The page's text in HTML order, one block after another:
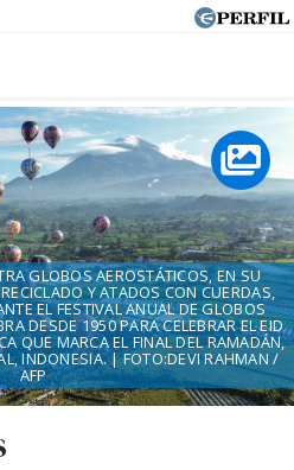
GLOBOS AEROSTÁTICOS, EN SU
Y ATADOS CON CUERDAS,
EL FESTIVAL ANUAL DE GLOBOS
DESDE 1950 PARA CELEBRAR EL EID
QUE MARCA EL FINAL DEL RAMADÁN,
INDONESIA. | FOTO:DEVI RAHMAN /
AFP